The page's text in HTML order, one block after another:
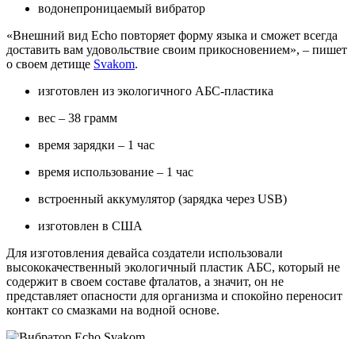
водонепроницаемый вибратор
«Внешний вид Echo повторяет форму языка и сможет всегда
доставить вам удовольствие своим прикосновением», – пишет
о своем детище Svakom.
изготовлен из экологичного АБС-пластика
вес – 38 грамм
время зарядки – 1 час
время использование – 1 час
встроенный аккумулятор (зарядка через USB)
изготовлен в США
Для изготовления девайса создатели использовали
высококачественный экологичный пластик АБС, который не
содержит в своем составе фталатов, а значит, он не
представляет опасности для организма и спокойно переносит
контакт со смазками на водной основе.